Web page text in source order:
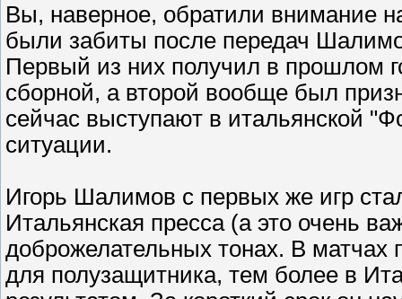
Вы, наверное, обратили внимание
были забиты после передач
Первый из них получил в прошлом
сборной, а второй вообще был
сейчас выступают в итальянской
ситуации.
Игорь Шалимов с первых же игр
Итальянская пресса (а это очень
доброжелательных тонах. В
для полузащитника, тем более в